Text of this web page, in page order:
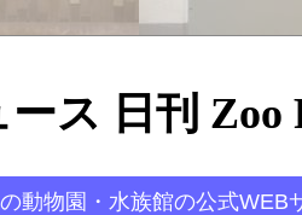
ス 日刊 Zoo
動物園・水族館の公式